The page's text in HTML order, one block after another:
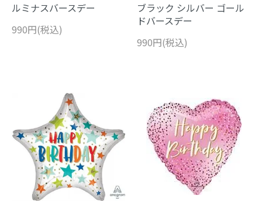
ルミナスバースデー
990円(税込)
ブラック シルバー ゴール
ドバースデー
990円(税込)